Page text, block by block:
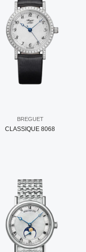
BREGUET
CLASSIQUE 8068